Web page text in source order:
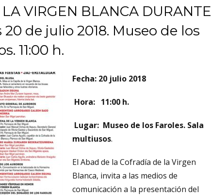
VIRGEN BLANCA DURANTE
20 de julio 2018. Museo de los
11:00 h.
Fecha: 20 julio 2018
Hora: 11:00 h.
Lugar: Museo de los Faroles. Sala
multiusos.
El Abad de la Cofradía de la Virgen
Blanca, invita a las medios de
comunicación a la presentación del